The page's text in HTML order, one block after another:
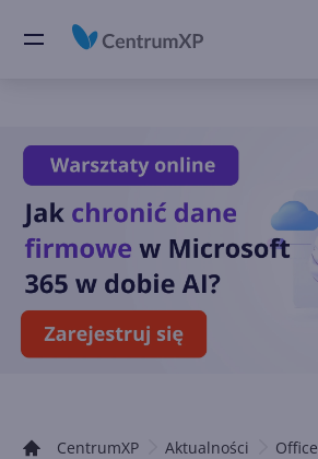
CentrumXP Aktualności Office